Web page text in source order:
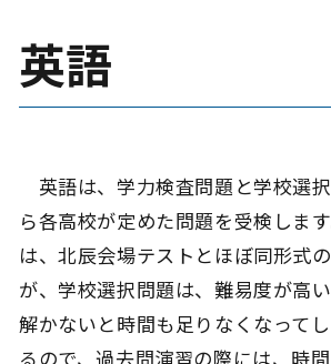
英語
英語は、学力検査問題と学校選
ら各高校が定めた問題を受検しま
は、北辰会場テストとほぼ同形式
が、学校選択問題は、難易度が高
解かないと時間も足りなくなって
るので、過去問演習の際には、時